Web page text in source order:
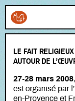
LE FAIT
AUTOUR DE
27-28 mars 2008
est organisé par
en-Provence et